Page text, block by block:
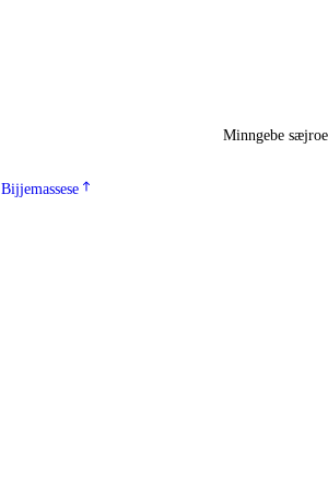
Minngebe sæjroe
Bijjemassese